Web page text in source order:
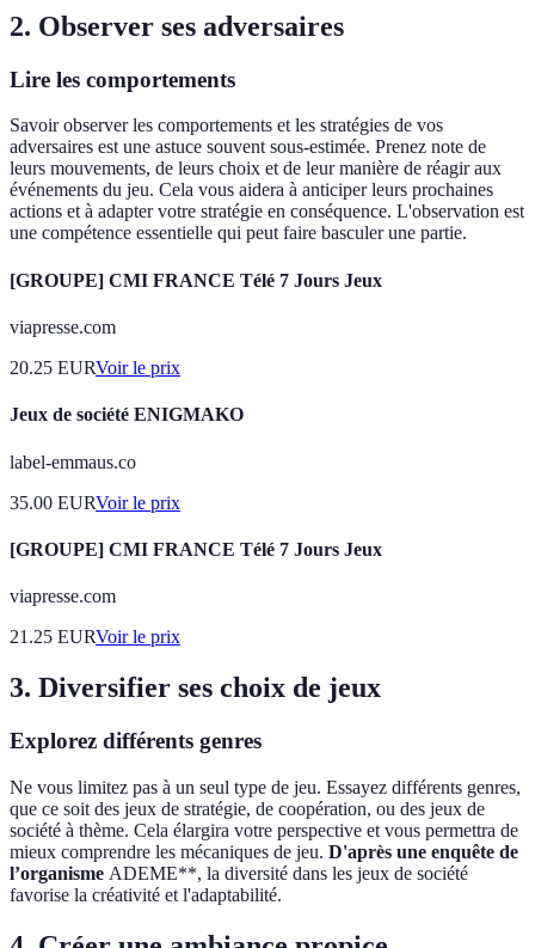
2. Observer ses adversaires
Lire les comportements
Savoir observer les comportements et les stratégies de vos
adversaires est une astuce souvent sous-estimée. Prenez note de
leurs mouvements, de leurs choix et de leur manière de réagir aux
événements du jeu. Cela vous aidera à anticiper leurs prochaines
actions et à adapter votre stratégie en conséquence. L'observation est
une compétence essentielle qui peut faire basculer une partie.
[GROUPE] CMI FRANCE Télé 7 Jours Jeux
viapresse.com
20.25 EURVoir le prix
Jeux de société ENIGMAKO
label-emmaus.co
35.00 EURVoir le prix
[GROUPE] CMI FRANCE Télé 7 Jours Jeux
viapresse.com
21.25 EURVoir le prix
3. Diversifier ses choix de jeux
Explorez différents genres
Ne vous limitez pas à un seul type de jeu. Essayez différents genres,
que ce soit des jeux de stratégie, de coopération, ou des jeux de
société à thème. Cela élargira votre perspective et vous permettra de
mieux comprendre les mécaniques de jeu. D'après une enquête de
l’organisme ADEME**, la diversité dans les jeux de société
favorise la créativité et l'adaptabilité.